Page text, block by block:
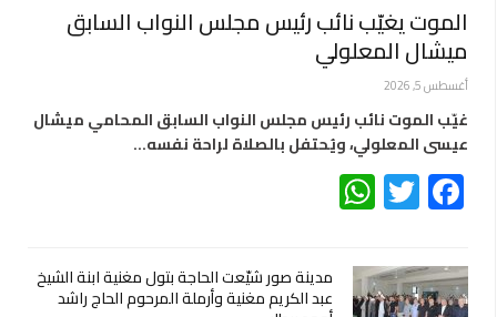
الموت يغيّب نائب رئيس مجلس النواب السابق
ميشال المعلولي
أغسطس 5, 2026
غيّب الموت نائب رئيس مجلس النواب السابق المحامي ميشال
عيسى المعلولي، ويُحتفل بالصلاة لراحة نفسه…
Facebook
Twitter
مدينة صور شيّعت الحاجة بتول مغنية ابنة الشيخ
عبد الكريم مغنية وأرملة المرحوم الحاج راشد